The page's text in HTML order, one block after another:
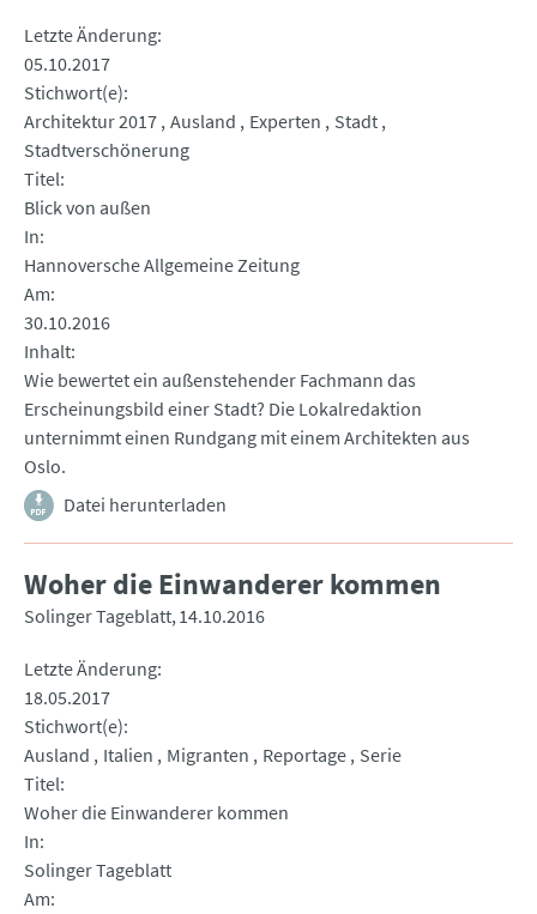
Letzte Änderung
05.10.2017
Stichwort(e)
Architektur 2017 Ausland Experten
Stadt
Stadtverschönerung
Titel
Blick von außen
In
Hannoversche Allgemeine Zeitung
Am
30.10.2016
Inhalt
Wie bewertet ein außenstehender Fachmann das
Erscheinungsbild einer Stadt? Die Lokalredaktion
unternimmt einen Rundgang mit einem Architekten aus
Oslo.
Datei herunterladen
Woher die Einwanderer kommen
Solinger Tageblatt 14.10.2016
Letzte Änderung
18.05.2017
Stichwort(e)
Ausland
Italien Migranten Reportage Serie
Titel
Woher die Einwanderer kommen
In
Solinger Tageblatt
Am